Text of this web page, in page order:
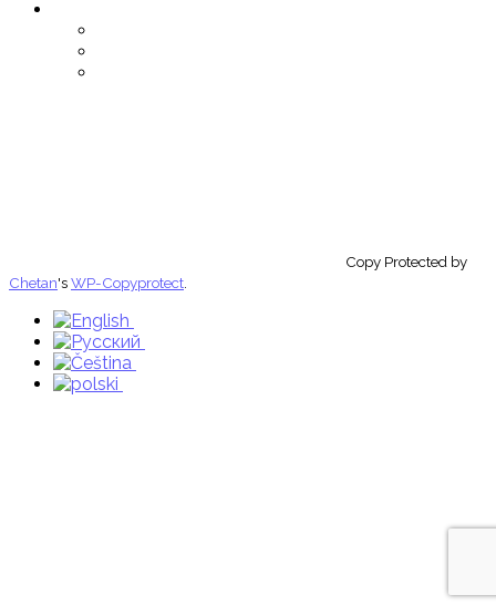
Copy Protected by
Chetan'sWP-Copyprotect